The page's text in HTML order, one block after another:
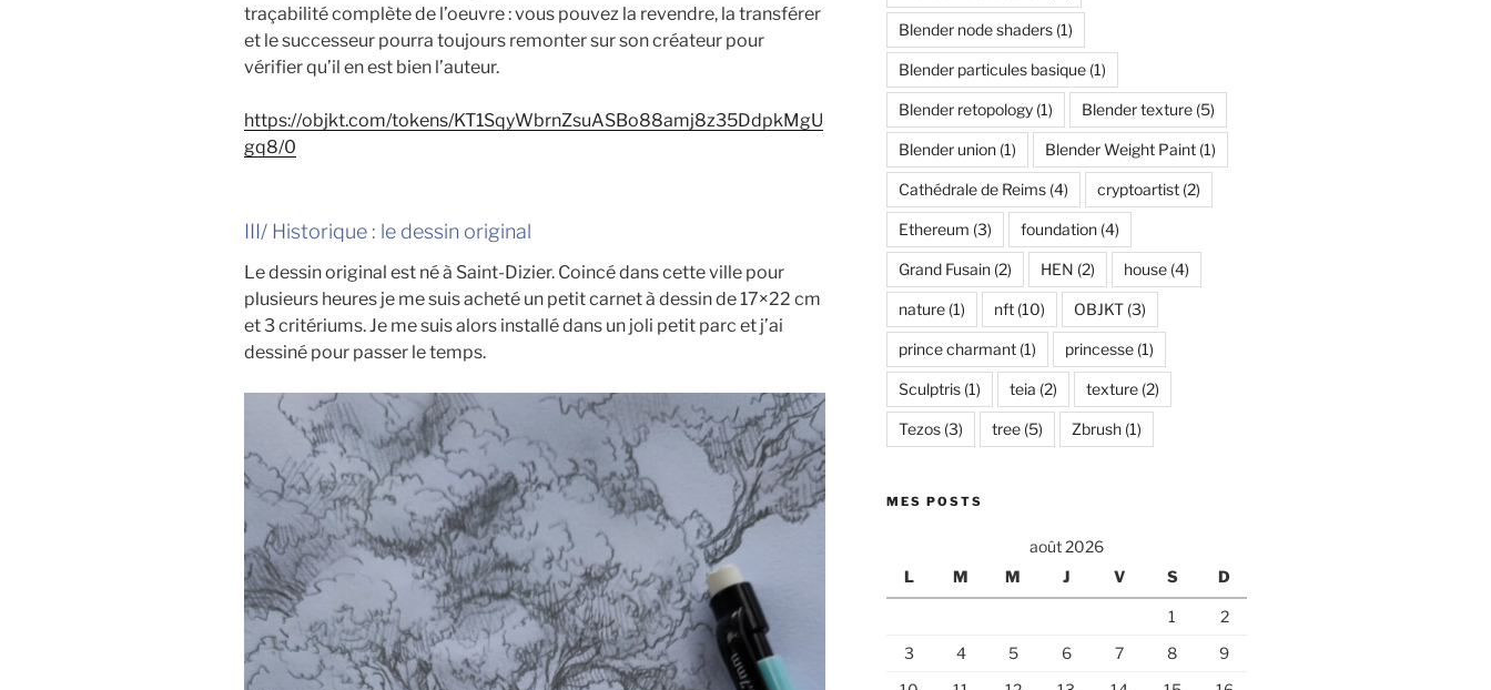
traçabilité complète de l’oeuvre : vous pouvez la revendre, la transférer
et le successeur pourra toujours remonter sur son créateur pour
vérifier qu’il en est bien l’auteur.
https://objkt.com/tokens/KT1SqyWbrnZsuASBo88amj8z35DdpkMgU
gq8/0
III/ Historique : le dessin original
Le dessin original est né à Saint-Dizier. Coincé dans cette ville pour
plusieurs heures je me suis acheté un petit carnet à dessin de 17×22 cm
et 3 critériums. Je me suis alors installé dans un joli petit parc et j’ai
dessiné pour passer le temps.
Blender node shaders(1)
Blender particules basique(1)
Blender retopology(1) Blender texture(5)
Blender union(1) Blender Weight Paint(1)
Cathédrale de Reims(4) cryptoartist(2)
Ethereum (3) foundation(4)
Grand Fusain(2) HEN (2) house(4)
nature(1) nft(10) OBJKT(3)
prince charmant(1) princesse(1)
Sculptris(1) teia (2) texture(2)
Tezos(3) tree(5) Zbrush(1)
MES POSTS
août 2026
L
M M J V S D
1
2
3
4 5 6 7 8
9